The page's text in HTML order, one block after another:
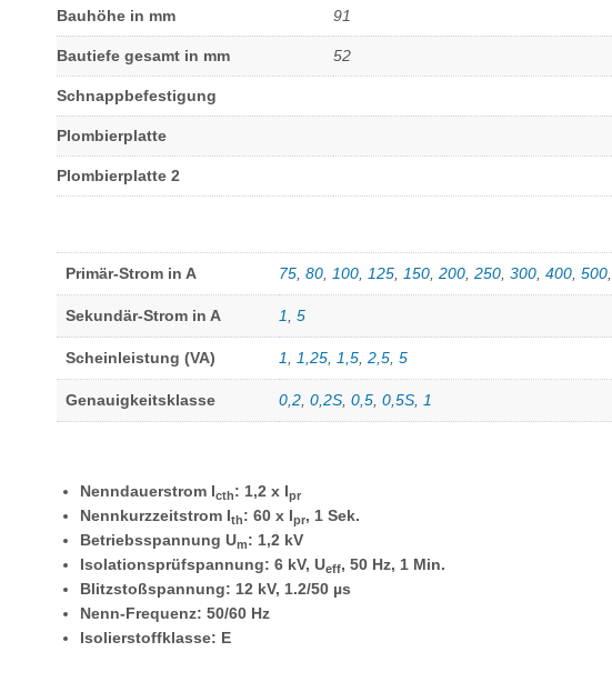
Bauhöhe in mm 91
Bautiefe gesamt in mm 52
Schnappbefestigung
Plombierplatte
Plombierplatte 2
Primär-Strom in A 75, 80, 100, 125, 150, 200, 250, 300, 400, 500,
Sekundär-Strom in A 1, 5
Scheinleistung (VA) 1, 1,25, 1,5, 2,5, 5
Genauigkeitsklasse 0,2, 0,2S, 0,5, 0,5S, 1
Nenndauerstrom Icth: 1,2 x Ipr
Nennkurzzeitstrom Ith: 60 x Ipr, 1 Sek.
Betriebsspannung Um: 1,2 kV
Isolationsprüfspannung: 6 kV, Ueff, 50 Hz, 1 Min.
Blitzstoßspannung: 12 kV, 1.2/50 µs
Nenn-Frequenz: 50/60 Hz
Isolierstoffklasse: E